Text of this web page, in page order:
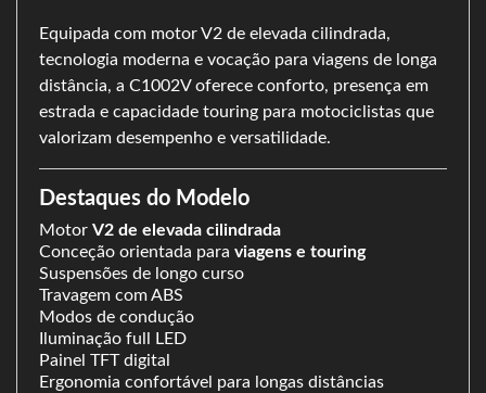
Equipada com motor V2 de elevada cilindrada,
tecnologia moderna e vocação para viagens de longa
distância, a C1002V oferece conforto, presença em
estrada e capacidade touring para motociclistas que
valorizam desempenho e versatilidade.
Destaques do Modelo
Motor V2 de elevada cilindrada
Conceção orientada para viagens e touring
Suspensões de longo curso
Travagem com ABS
Modos de condução
Iluminação full LED
Painel TFT digital
Ergonomia confortável para longas distâncias